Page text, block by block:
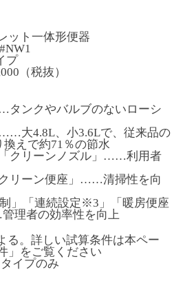
ット一体形便器
プ
（税抜）
ンクやバルブのないローシ
大4.8L、小3.6Lで、従来品の
えで約71％の節水
クリーンノズル」……利用者
リーン便座」……清掃性を向
」「連続設定※3」「暖房便座
理者の効率性を向上
る。詳しい試算条件は本ペー
」をご覧ください
イプのみ